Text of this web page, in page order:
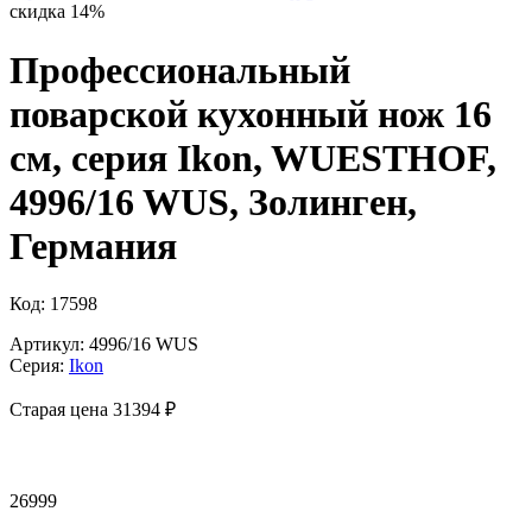
скидка 14%
Профессиональный
поварской кухонный нож 16
см, серия Ikon, WUESTHOF,
4996/16 WUS, Золинген,
Германия
Код: 17598
Артикул: 4996/16 WUS
Серия: Ikon
Старая цена 31394 ₽
26999